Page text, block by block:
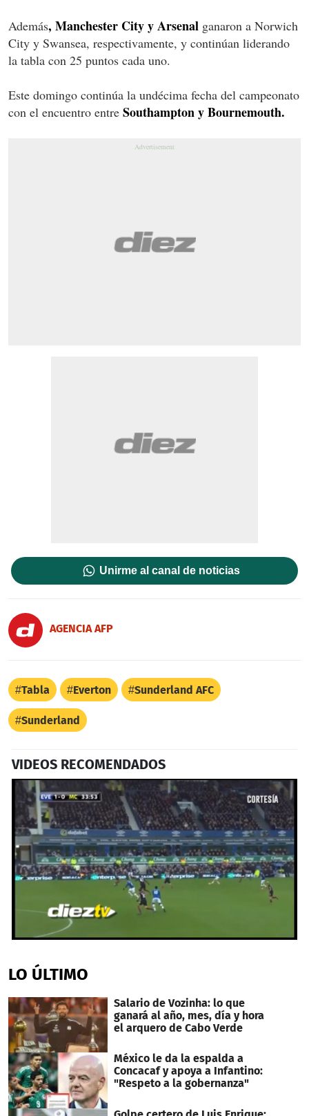
Además, Manchester City y Arsenal ganaron a Norwich
City y Swansea, respectivamente, y continúan liderando
la tabla con 25 puntos cada uno.
Este domingo continúa la undécima fecha del campeonato
con el encuentro entre Southampton y Bournemouth.
Unirme al canal de noticias
AGENCIA AFP
Tabla Everton Sunderland AFC
Sunderland
VIDEOS RECOMENDADOS
of
43
LO ÚLTIMO
Salario de Vozinha: lo que
ganará al año, mes, día y hora
el arquero de Cabo Verde
México le da la espalda a
Concacaf y apoya a Infantino:
"Respeto a la gobernanza"